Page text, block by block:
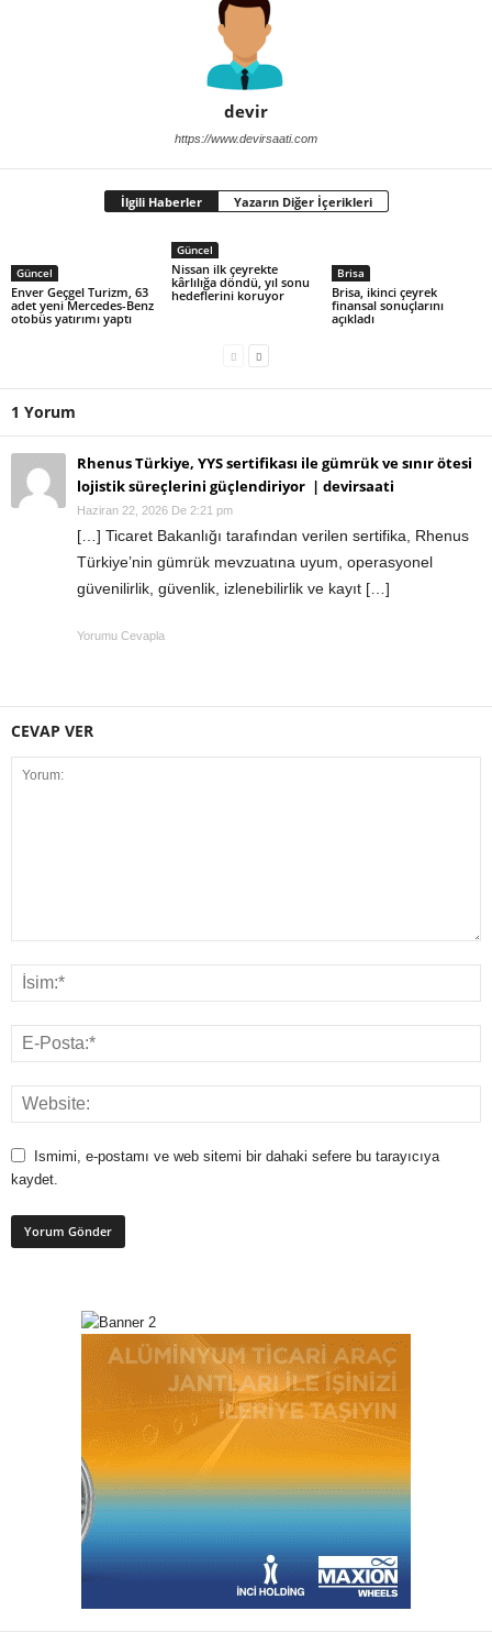
devir
https://www.devirsaati.com
İlgili Haberler Yazarın Diğer İçerikleri
Güncel
Enver Geçgel Turizm, 63
adet yeni Mercedes-Benz
otobüs yatırımı yaptı
Güncel
Nissan ilk çeyrekte
kârlılığa döndü, yıl sonu
hedeflerini koruyor
Brisa
Brisa, ikinci çeyrek
finansal sonuçlarını
açıkladı
1 Yorum
Rhenus Türkiye, YYS sertifikası ile gümrük ve sınır ötesi
lojistik süreçlerini güçlendiriyor | devirsaati
Haziran 22, 2026 De 2:21 pm
[…] Ticaret Bakanlığı tarafından verilen sertifika, Rhenus
Türkiye’nin gümrük mevzuatına uyum, operasyonel
güvenilirlik, güvenlik, izlenebilirlik ve kayıt […]
Yorumu Cevapla
CEVAP VER
Ismimi, e-postamı ve web sitemi bir dahaki sefere bu tarayıcıya
kaydet.